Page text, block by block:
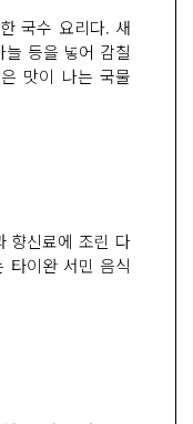
국수 요리다. 새
등을 넣어 감칠
맛이 나는 국물
향신료에 조린 다
타이완 서민 음식